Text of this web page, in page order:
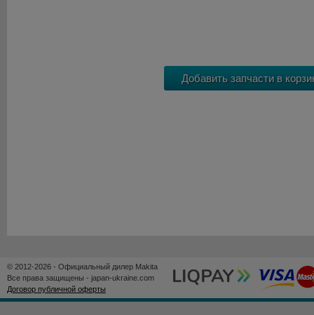
© 2012-2026 - Официальный дилер Makita
Все права защищены - japan-ukraine.com
Договор публичной оферты